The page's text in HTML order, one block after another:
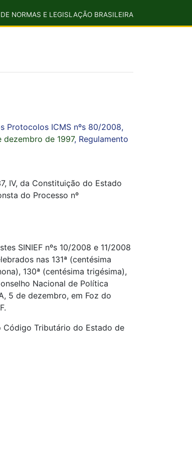
NORMAS E LEGISLAÇÃO BRASILEIRA
Protocolos ICMS nºs 80/2008,
dezembro de 1997, Regulamento
IV, da Constituição do Estado
do Processo nº
SINIEF nºs 10/2008 e 11/2008
nas 131ª (centésima
130ª (centésima trigésima),
Nacional de Política
5 de dezembro, em Foz do
Código Tributário do Estado de